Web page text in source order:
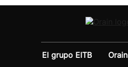
El grupo EITB
Orain